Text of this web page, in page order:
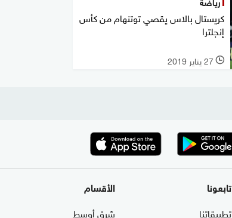
كريستال بالاس يقصي توتنهام من كأس
إنجلترا
l 27 يناير 2019
تابعونا
تطبيقاتنا
الأقسام
شرق أوسط